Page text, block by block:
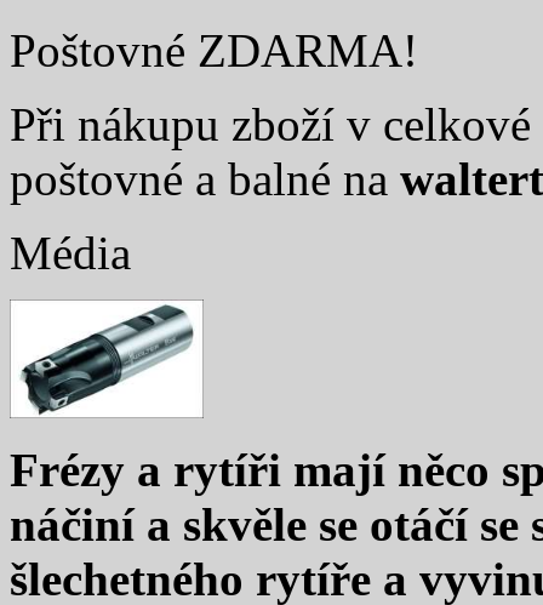
Poštovné ZDARMA!
Při nákupu zboží v
poštovné a balné na
Média
Frézy a rytíři mají něco
náčiní a skvěle se otáčí
šlechetného rytíře a